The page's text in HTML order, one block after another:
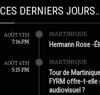
CES DERNIERS
AOÛT 5TH
7:16 PM
MARTINIQUE
Hermann Rose -
AOÛT 4TH
5:15 PM
MARTINIQUE
Tour de
FYRM offre-t-
audiovisuel ?